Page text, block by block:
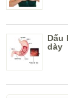
Dấu
dày